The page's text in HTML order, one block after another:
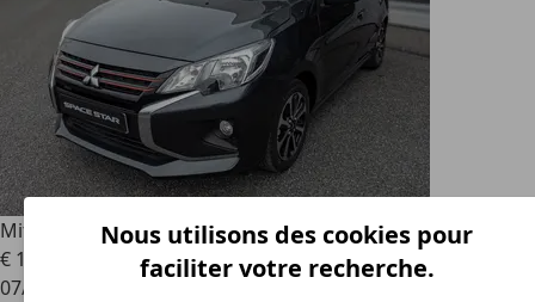
Mitsubishi Space Star1.2 MIVEC 71 AS&G Red Line Edition
€ 15 990
07/2025
Nous utilisons des cookies pour
faciliter votre recherche.